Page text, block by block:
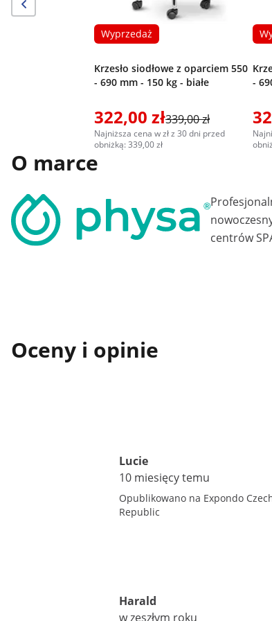
Wyprzedaż
Krzesło siodłowe z oparciem 550
- 690 mm - 150 kg - białe
322,00 zł339,00 zł
Najniższa cena w zł z 30 dni przed
obniżką: 339,00 zł
-
O marce
centrów
Oceny i opinie
Lucie
10 miesięcy temu
Opublikowano na Expondo
Republic
Harald
w zeszłym roku